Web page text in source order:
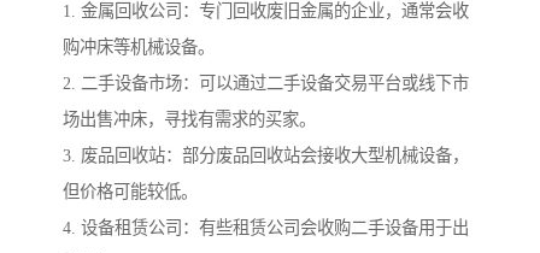
1. 金属回收公司：专门回收废旧金属的企业，通常会收
购冲床等机械设备。
2. 二手设备市场：可以通过二手设备交易平台或线下市
场出售冲床，寻找有需求的买家。
3. 废品回收站：部分废品回收站会接收大型机械设备，
但价格可能较低。
4. 设备租赁公司：有些租赁公司会收购二手设备用于出